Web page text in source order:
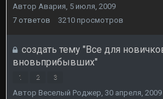
Автор Авария, 5 июля, 2009
7 ответов 3210 просмотров
создать тему "Все для
вновьприбывших"
1 2 3
Автор Веселый Роджер, 30 апреля, 2009